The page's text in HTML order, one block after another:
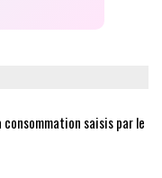
saisis par le